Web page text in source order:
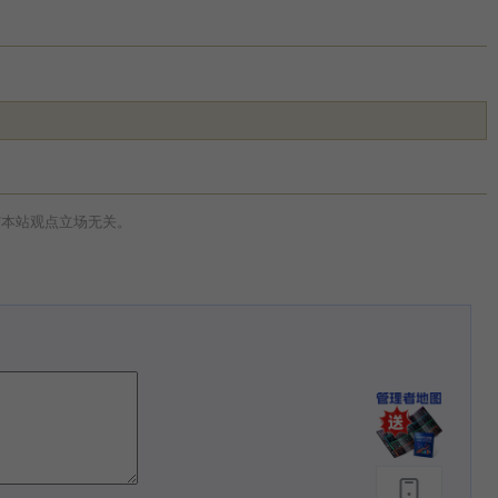
站观点立场无关。